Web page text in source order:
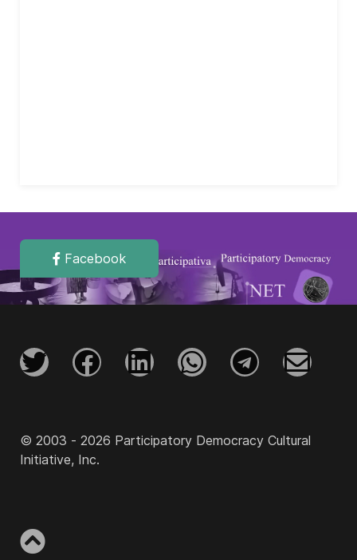
Facebook
© 2003 - 2026 Participatory Democracy Cultural
Initiative, Inc.